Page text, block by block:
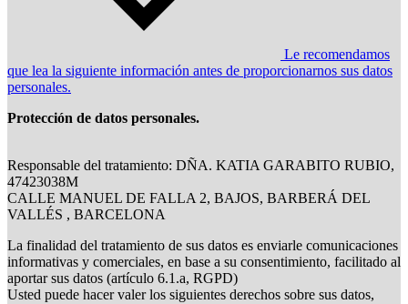
Le recomendamos
que lea la siguiente información antes de proporcionarnos sus datos
personales.
Protección de datos personales.
Responsable del tratamiento: DÑA. KATIA GARABITO RUBIO,
47423038M
CALLE MANUEL DE FALLA 2, BAJOS, BARBERÁ DEL
VALLÉS , BARCELONA
La finalidad del tratamiento de sus datos es enviarle comunicaciones
informativas y comerciales, en base a su consentimiento, facilitado al
aportar sus datos (artículo 6.1.a, RGPD)
Usted puede hacer valer los siguientes derechos sobre sus datos,